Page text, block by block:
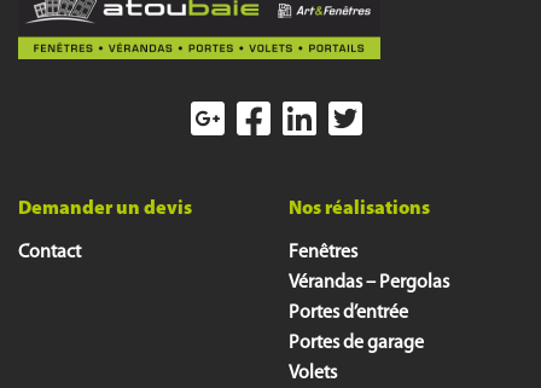
Demander un devis
Contact
Nos réalisations
Fenêtres
Vérandas – Pergolas
Portes d’entrée
Portes de garage
Volets